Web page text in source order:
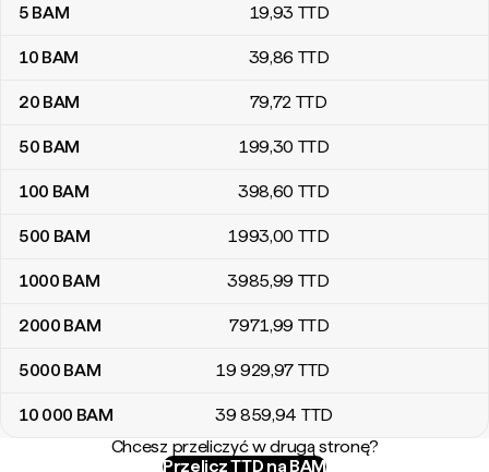
5 BAM 19,93 TTD
10 BAM 39,86 TTD
20 BAM 79,72 TTD
50 BAM 199,30 TTD
100 BAM 398,60 TTD
500 BAM 1993,00 TTD
1000 BAM 3985,99 TTD
2000 BAM 7971,99 TTD
5000 BAM 19 929,97 TTD
10 000 BAM 39 859,94 TTD
Chcesz przeliczyć w drugą stronę?
Przelicz TTD na BAM